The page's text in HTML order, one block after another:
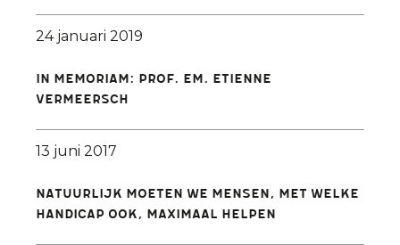
24 januari 2019
In Memoriam: Prof. em. Etienne
Vermeersch
13 juni 2017
Natuurlijk moeten we mensen, met welke
handicap ook, maximaal helpen